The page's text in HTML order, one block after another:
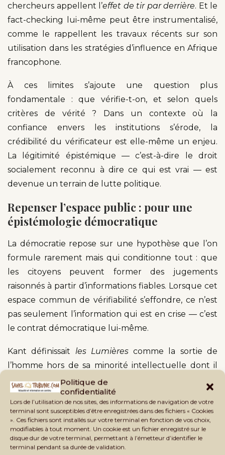
Politique de
confidentialité
Lors de l’utilisation de nos sites, des informations de navigation de votre
terminal sont susceptibles d’être enregistrées dans des fichiers « Cookies
». Ces fichiers sont installés sur votre terminal en fonction de vos choix,
modifiables à tout moment. Un cookie est un fichier enregistré sur le
disque dur de votre terminal, permettant à l’émetteur d’identifier le
terminal pendant sa durée de validation.
chercheurs appellent l’effet de tir par derrière. Et le
fact-checking lui-même peut être instrumentalisé,
comme le rappellent les travaux récents sur son
utilisation dans les stratégies d’influence en Afrique
francophone.
À ces limites s’ajoute une question plus
fondamentale : que vérifie-t-on, et selon quels
critères de vérité ? Dans un contexte où la
confiance envers les institutions s’érode, la
crédibilité du vérificateur est elle-même un enjeu.
La légitimité épistémique — c’est-à-dire le droit
socialement reconnu à dire ce qui est vrai — est
devenue un terrain de lutte politique.
Repenser l’espace public : pour une
épistémologie démocratique
La démocratie repose sur une hypothèse que l’on
formule rarement mais qui conditionne tout : que
les citoyens peuvent former des jugements
raisonnés à partir d’informations fiables. Lorsque cet
espace commun de vérifiabilité s’effondre, ce n’est
pas seulement l’information qui est en crise — c’est
le contrat démocratique lui-même.
Kant définissait les Lumièrescomme la sortie de
l’homme hors de sa minorité intellectuelle dont il
est lui-même responsable. L’ère numérique a
produit une minorité d’un nouveau genre : non pas
l’ignorance faute de moyens, mais la désinformation
malgré l’abondance. Une minorité entretenue,
parfois, par des acteurs qui ont tout intérêt à ce que
les citoyens ne distinguent plus le vrai du faux —